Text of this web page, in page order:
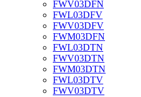
FWV03DFN
FWL03DFV
FWV03DFV
FWM03DFN
FWL03DTN
FWV03DTN
FWM03DTN
FWL03DTV
FWV03DTV